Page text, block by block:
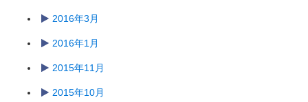
2016年3月
2016年1月
2015年11月
2015年10月